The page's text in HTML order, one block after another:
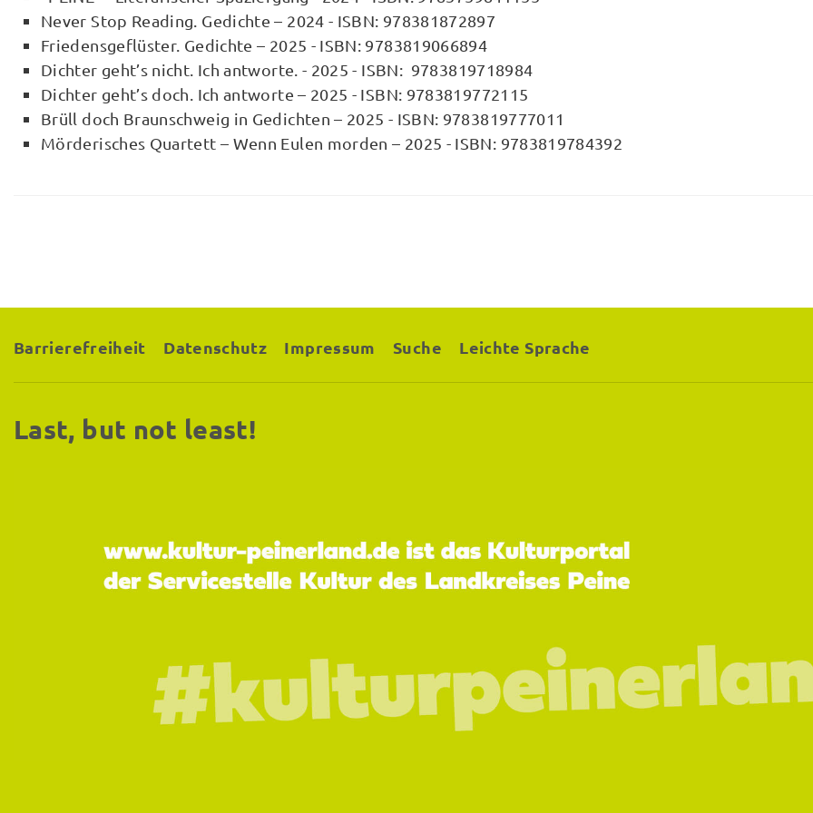
Never Stop Reading. Gedichte – 2024 - ISBN: 978381872897
Friedensgeflüster. Gedichte – 2025 - ISBN: 9783819066894
Dichter geht’s nicht. Ich antworte. - 2025 - ISBN: 9783819718984
Dichter geht’s doch. Ich antworte – 2025 - ISBN: 9783819772115
Brüll doch Braunschweig in Gedichten – 2025 - ISBN: 9783819777011
Mörderisches Quartett – Wenn Eulen morden – 2025 - ISBN: 9783819784392
Barrierefreiheit Datenschutz Impressum Suche Leichte Sprache
Last, but not least!